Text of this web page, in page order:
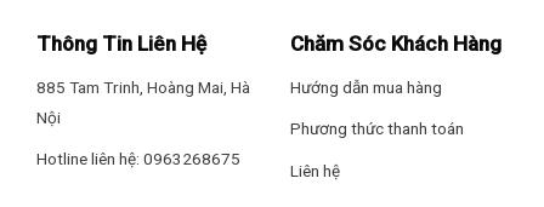
làm 2 ngăn, 1 hộp làm đá và 2 khay chứa nằm ở bên cánh
– Hộp làm đá gồm có vỉ đá xoay và hộp chứa đáphía dưới
tiện lợi cho việc bảo quản.
Thông Tin Liên Hệ
885 Tam Trinh, Hoàng Mai, Hà
Nội
Hotline liên hệ: 0963268675
Chăm Sóc Khách Hàng
Hướng dẫn mua hàng
Phương thức thanh toán
Liên hệ